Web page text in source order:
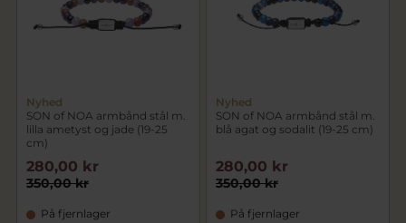
Nyhed
SON of NOA armbånd stål m.
lilla ametyst og jade (19-25
cm)
350,00 kr
280,00 kr
På fjernlager
Nyhed
SON of NOA armbånd stål m.
blå agat og sodalit (19-25 cm)
350,00 kr
280,00 kr
På fjernlager